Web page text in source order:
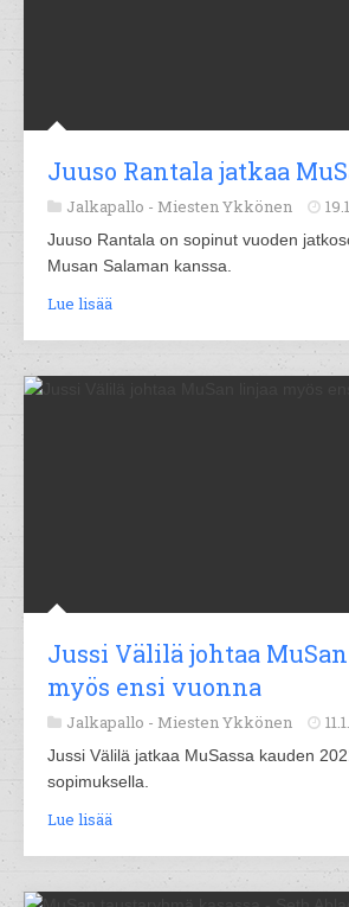
Juuso Rantala jatkaa
Jalkapallo - Miesten Ykkönen
Juuso Rantala on sopinut vuoden
Musan Salaman kanssa.
Lue lisää
Jussi Välilä johtaa
myös ensi vuonna
Jalkapallo - Miesten Ykkönen
Jussi Välilä jatkaa MuSassa kauden
sopimuksella.
Lue lisää